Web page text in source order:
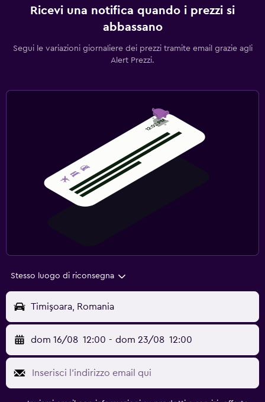
Ricevi una notifica quando i prezzi si
abbassano
Segui le variazioni giornaliere dei prezzi tramite email grazie agli
Alert Prezzi.
Stesso luogo di riconsegna
Timişoara, Romania
dom 16/08 12:00 - dom 23/08 12:00